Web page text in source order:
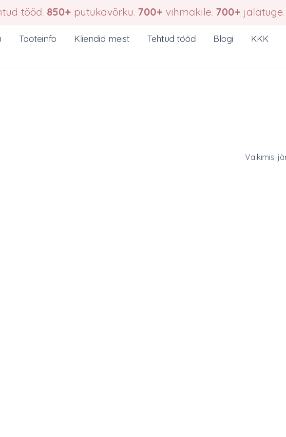
tööd. 850+ putukavõrku. 700+ vihmakile. 700+ jalatuge.
Tooteinfo Kliendid meist Tehtud tööd Blogi KKK